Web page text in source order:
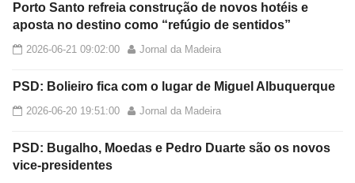
Porto Santo refreia construção de novos hotéis e
aposta no destino como “refúgio de sentidos”
2026-06-21 09:02:00 Jornal da Madeira
PSD: Bolieiro fica com o lugar de Miguel Albuquerque
2026-06-20 19:51:00 Jornal da Madeira
PSD: Bugalho, Moedas e Pedro Duarte são os novos
vice-presidentes